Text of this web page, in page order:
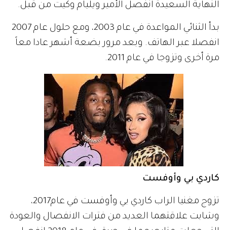
النهاية السعيدة انفصل الأمير ويليام وكيت من قبل.
بدأ الثنائي المواعدة في عام 2003، ومع حلول عام 2007
انفصلا عبر الهاتف. وبعد مرور بضعة أشهر عادا معاً
مرة أخرى وتزوجا في عام 2011.
كاردي بي وأوفست
تزوج مغنيا الراب كاردي بي وأوفست في عام2017،
وشابت علاقتهما العديد من فترات الانفصال والعودة